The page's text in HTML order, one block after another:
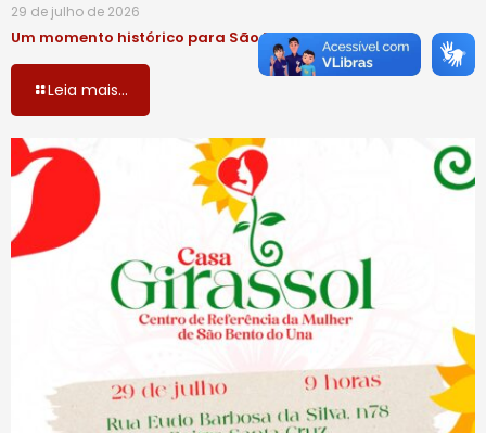
29 de julho de 2026
Um momento histórico para São Bento do Una!
Leia mais...